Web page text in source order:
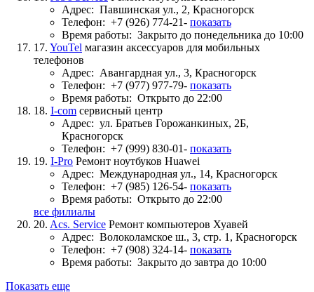
Адрес: Павшинская ул., 2, Красногорск
Телефон: +7 (926) 774-21- показать
Время работы: Закрыто до понедельника до 10:00
17. YouTel магазин аксессуаров для мобильных
телефонов
Адрес: Авангардная ул., 3, Красногорск
Телефон: +7 (977) 977-79- показать
Время работы: Открыто до 22:00
18. I-com сервисный центр
Адрес: ул. Братьев Горожанкиных, 2Б,
Красногорск
Телефон: +7 (999) 830-01- показать
19. I-Pro Ремонт ноутбуков Huawei
Адрес: Международная ул., 14, Красногорск
Телефон: +7 (985) 126-54- показать
Время работы: Открыто до 22:00
все филиалы
20. Acs. Service Ремонт компьютеров Хуавей
Адрес: Волоколамское ш., 3, стр. 1, Красногорск
Телефон: +7 (908) 324-14- показать
Время работы: Закрыто до завтра до 10:00
Показать еще